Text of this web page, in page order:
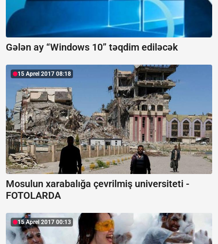
Gələn ay “Windows 10” təqdim ediləcək
15 Aprel 2017 08:18
Mosulun xarabalığa çevrilmiş universiteti -
FOTOLARDA
15 Aprel 2017 00:13